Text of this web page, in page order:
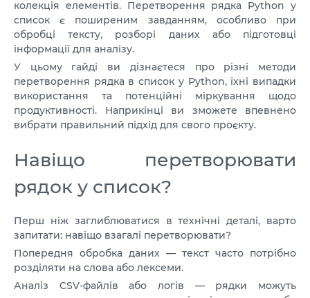
VPS ЛОС АНДЖЕЛЕС
VPS АТЛАНТА
VPS АШБЕРН
VPS ІЗРАЇЛЬ
VPS ЕСТОНІЯ
VPS ІСПАНІЯ
VPS НІДЕРЛАНДИ
VPS НІМЕЧЧИНА >
КІПР
ШВЕЦІЯ
ГОНКОНГ
10 GBPS VPS
ВИСОКОПРОДУКТИВНИЙ VPS
КОЛОКЕЙШН
VPS TELEGRAM-БОТ
UA
колекція елементів. Перетворення рядка Python у
список є поширеним завданням, особливо при
обробці тексту, розборі даних або підготовці
інформації для аналізу.
У цьому гайді ви дізнаєтеся про різні методи
перетворення рядка в список у Python, їхні випадки
використання та потенційні міркування щодо
продуктивності. Наприкінці ви зможете впевнено
вибрати правильний підхід для свого проєкту.
Навіщо перетворювати
рядок у список?
Перш ніж заглиблюватися в технічні деталі, варто
запитати: навіщо взагалі перетворювати?
Попередня обробка даних — текст часто потрібно
розділяти на слова або лексеми.
Аналіз CSV-файлів або логів — рядки можуть